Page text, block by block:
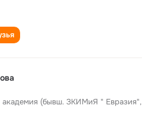
академия (бывш. ЗКИМиЯ " Евразия",